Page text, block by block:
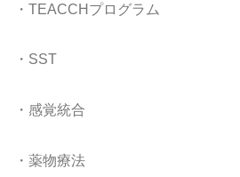
・TEACCHプログラム
・SST
・感覚統合
・薬物療法